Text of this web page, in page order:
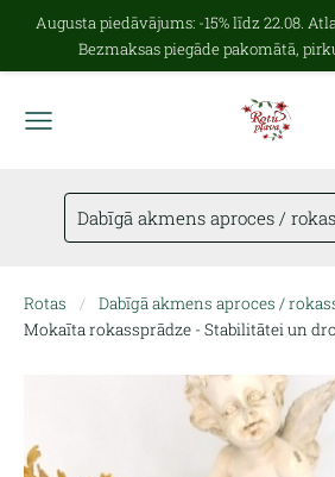
Augusta piedāvājums: -15% līdz 22.08.
Bezmaksas piegāde pakomātā,
Dabīgā akmens aproces /
Rotas
Dabīgā akmens aproces /
Mokaīta rokassprādze - Stabilitātei un